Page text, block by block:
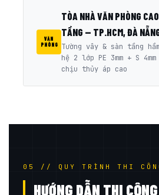
VĂN
PHÒNG
TÒA NHÀ VĂN PHÒNG CAO
TẦNG — TP.HCM, ĐÀ
Tường vây & sàn tầng
hệ 2 lớp PE 3mm + S 4mm
chịu thủy áp cao
05 // QUY TRÌNH THI
HƯỚNG DẪN THI CÔNG